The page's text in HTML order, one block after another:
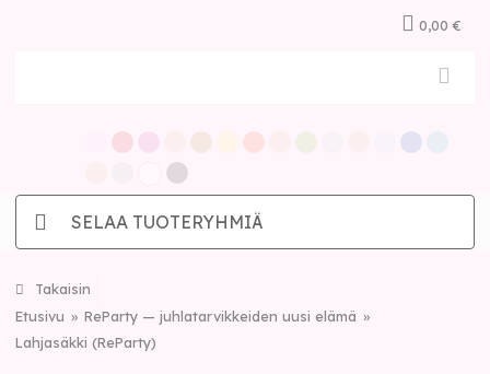
0,00 €
SELAA TUOTERYHMIÄ
Takaisin
Etusivu
ReParty — juhlatarvikkeiden uusi elämä
Lahjasäkki (ReParty)